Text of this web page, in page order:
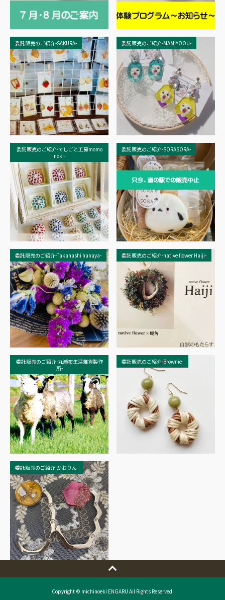
委託販売のご紹介-SAKURA- 委託販売のご紹介-MAMIYOOU-
委託販売のご紹介-てしごと工房momo
noki-
委託販売のご紹介-SORASORA-
委託販売のご紹介-Takahashi hanaya- 委託販売のご紹介-native flower Haiji-
委託販売のご紹介-丸瀬布生活雑貨製作
所-
委託販売のご紹介-Brownie-
委託販売のご紹介-かおりん-
Copyright © michinoeki ENGARU All Rights Reserved.